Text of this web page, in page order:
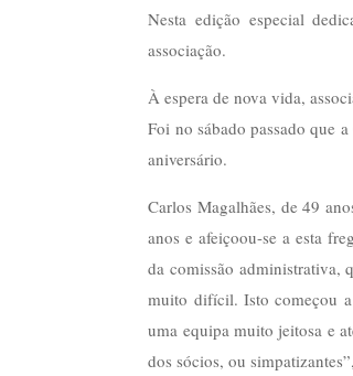
Nesta edição especial
associação.
À espera de nova vida,
Foi no sábado passado que
aniversário.
Carlos Magalhães, de 49
anos e afeiçoou-se a esta
da comissão administrativa,
muito difícil. Isto começou
uma equipa muito jeitosa e
dos sócios, ou